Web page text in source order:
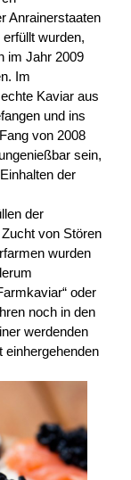
Anrainerstaaten
wurden,
im Jahr 2009
Im
Kaviar aus
und ins
von 2008
sein,
der
der
von Stören
wurden
oder
noch in den
werdenden
einhergehenden